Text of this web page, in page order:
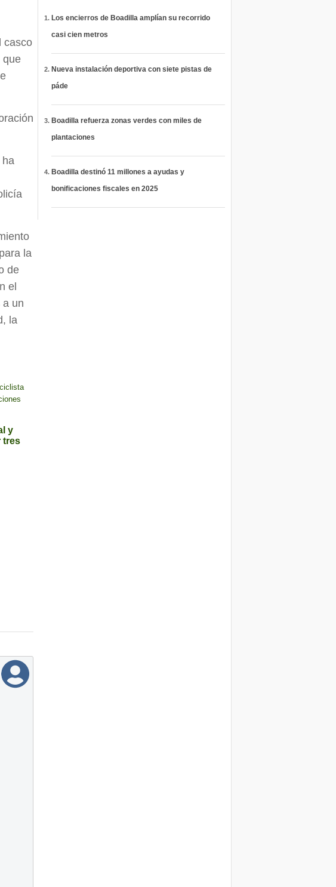
casco
que
ha
la
de
el
a un
la
y
tres
Los encierros de Boadilla amplían su recorrido
casi cien metros
Nueva instalación deportiva con siete pistas de
páde
Boadilla refuerza zonas verdes con miles de
plantaciones
Boadilla destinó 11 millones a ayudas y
bonificaciones fiscales en 2025